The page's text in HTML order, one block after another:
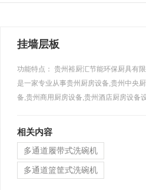
挂墙层板
功能特点： 贵州裕厨汇节能环保厨具有限
是一家专业从事贵州厨房设备,贵州中央
备,贵州商用厨房设备,贵州酒店厨房设备
工程服务商,致力于为政府机关,企事业单位
程解决方案.贵州裕厨汇,是您值得信赖的好
相关内容
多通道履带式洗碗机
多通道篮筐式洗碗机